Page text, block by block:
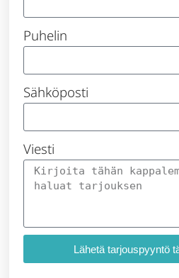
Puhelin
Sähköposti
Viesti
Lähetä tarjouspyyntö